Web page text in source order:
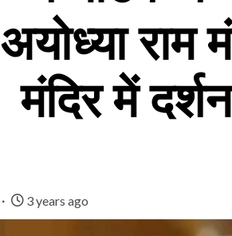
अयोध्या राम
मंदिर में
3 years ago